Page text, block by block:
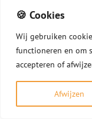
🍪 Cookies
Wij gebruiken
functioneren en om
accepteren of
Afwijzen
Winter
en